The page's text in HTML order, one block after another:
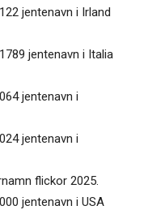
jentenavn i Irland
jentenavn i Italia
jentenavn i
jentenavn i
flickor 2025.
jentenavn i USA